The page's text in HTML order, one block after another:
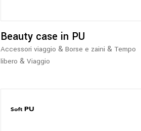
possono
essere
pagina
Beauty case in PU
Accessori viaggio &Borse e zaini &Tempo
libero &Viaggio